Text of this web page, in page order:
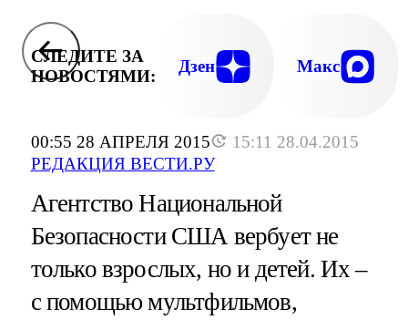
00:55 28 АПРЕЛЯ 2015
15:11 28.04.2015
РЕДАКЦИЯ ВЕСТИ.РУ
СЛЕДИТЕ ЗА
НОВОСТЯМИ:
Дзен Макс
Агентство Национальной
Безопасности США вербует не
только взрослых, но и детей. Их –
с помощью мультфильмов,